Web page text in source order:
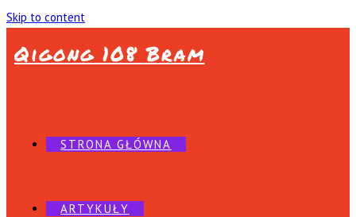
Skip to content
Qigong 108 Bram
STRONA GŁÓWNA
ARTYKUŁY